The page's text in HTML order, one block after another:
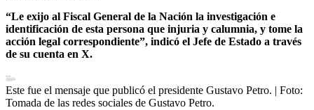
“Le exijo al Fiscal General de la Nación la investigación e
identificación de esta persona que injuria y calumnia, y tome la
acción legal correspondiente”, indicó el Jefe de Estado a través
de su cuenta en X.
Este fue el mensaje que publicó el presidente Gustavo Petro. | Foto:
Tomada de las redes sociales de Gustavo Petro.